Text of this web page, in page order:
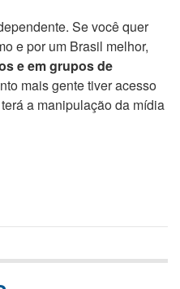
Se você quer
e por um Brasil melhor,
e em grupos de
mais gente tiver acesso
a manipulação da mídia